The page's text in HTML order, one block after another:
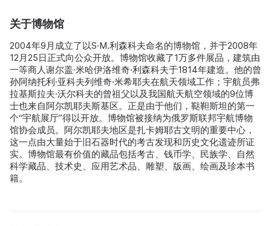
关于博物馆
2004年9月成立了以S·M.利森科夫命名的博物馆，并于2008年
12月25日正式向公众开放。博物馆收藏了1万多件展品，建筑由
一等商人谢尔盖·米哈伊洛维奇·利森科夫于1814年建造。他的曾
孙阿纳托利·亚科夫列维奇·米希耶夫在航天领域工作；宇航员弗
拉基斯拉夫·沃尔科夫的曾祖父以及我国航天航空领域的9位博
士也来自阿尔凯耶夫斯基区。正是由于他们，鞑靼斯坦的第一
个“宇航展厅”得以开放。博物馆被接纳为俄罗斯联邦宇航博物
馆协会成员。阿尔凯耶夫地区是扎卡姆耶古文明的重要中心，
这一点由大量始于旧石器时代的考古发现和历史文化遗迹所证
实。博物馆最有价值的藏品包括考古、钱币学、民族学、自然
科学藏品、技术史、应用艺术品、雕塑、版画、绘画及珍本书
籍。